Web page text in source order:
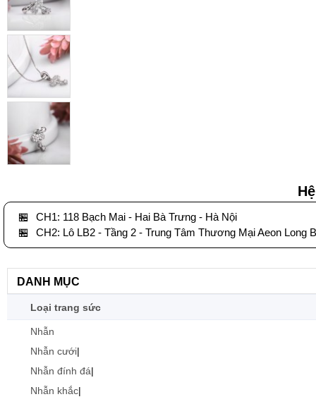
🏪
CH1: 118 Bạch Mai - Hai Bà Trưng - Hà Nội
🏪
CH2: Lô LB2 - Tầng 2 - Trung Tâm Thương Mại Aeon Long
DANH MỤC
Loại trang sức
Nhẫn
Nhẫn cưới|
Nhẫn đính đá|
Nhẫn khắc|